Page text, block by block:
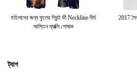
গরম বিক্রয় সৈকত আবরণ আপ V-Neckline
Tassel বিস্তারিত কাফ্টন
নতুন
ট্যাগ